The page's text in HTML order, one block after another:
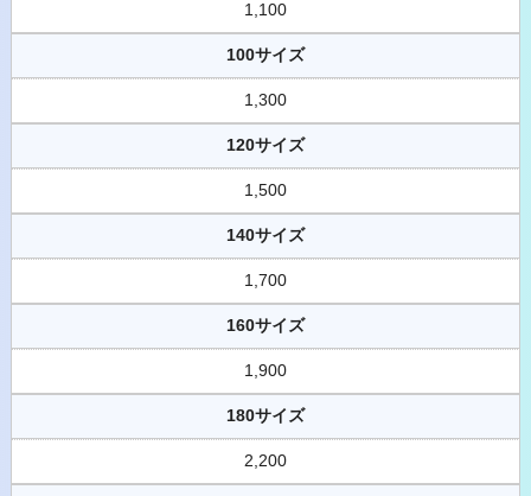
1,100
100サイズ
1,300
120サイズ
1,500
140サイズ
1,700
160サイズ
1,900
180サイズ
2,200